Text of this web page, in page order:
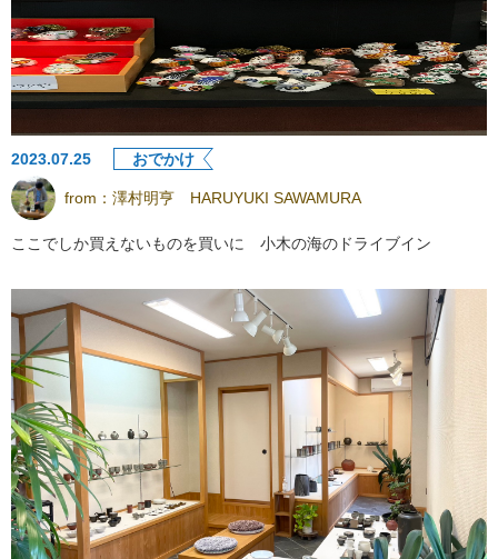
2023.07.25 おでかけ
from： 澤村明亨 HARUYUKI SAWAMURA
ここでしか買えないものを買いに 小木の海のドライブイン